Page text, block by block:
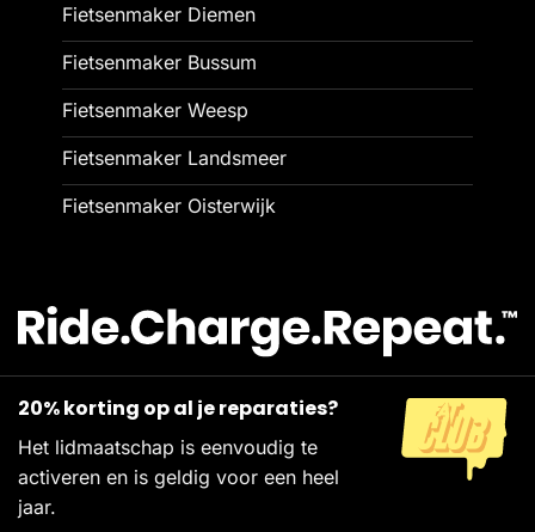
Fietsenmaker Diemen
Fietsenmaker Bussum
Fietsenmaker Weesp
Fietsenmaker Landsmeer
Fietsenmaker Oisterwijk
20% korting op al je reparaties?
Het lidmaatschap is eenvoudig te
activeren en is geldig voor een heel
jaar.